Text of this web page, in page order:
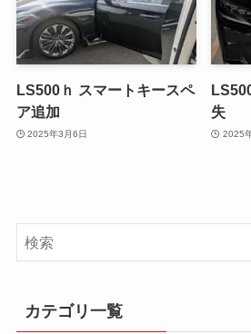
LS500ｈ スマートキースペ
ア追加
2025年3月6日
失
2025
カテゴリ一覧